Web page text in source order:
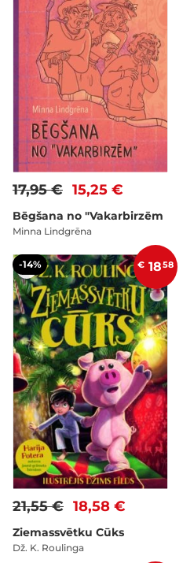
15,25 €
17,95 €
Bēgšana no "Vakarbirzēm
Minna Lindgrēna
-14% € 1858
18,58 €
21,55 €
Ziemassvētku Cūks
Dž. K. Roulinga